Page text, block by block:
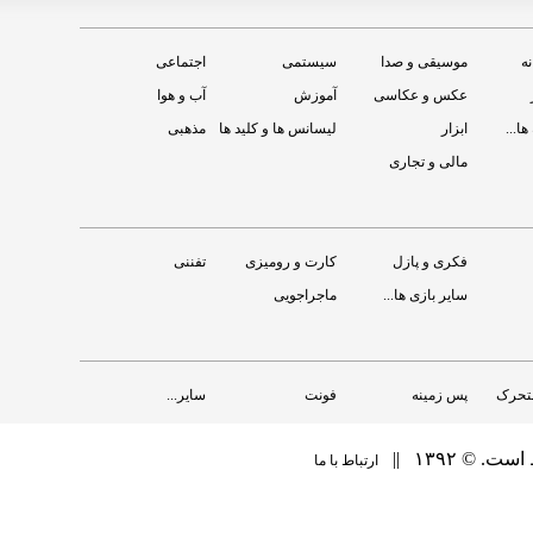
GTA III 10-
موسیقی و صدا سیستمی
اجتماعی
عکس و عکاسی آموزش
آب و هوا
ها...
ابزار لیسانس ها و کلید ها
مذهبی
مالی و تجاری
فکری و پازل کارت و رومیزی
تفننی
سایر بازی ها...
ماجراجویی
پس زمینه فونت سایر...
©‏ ۱۳۹۲ || ارتباط با ما